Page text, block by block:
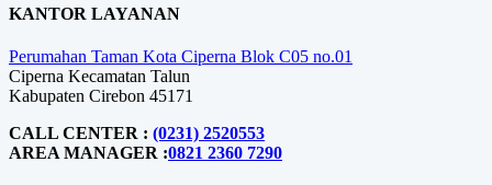
KANTOR LAYANAN
Perumahan Taman Kota Ciperna Blok C05 no.01
Ciperna Kecamatan Talun
Kabupaten Cirebon 45171
CALL CENTER : (0231) 2520553
AREA MANAGER :0821 2360 7290